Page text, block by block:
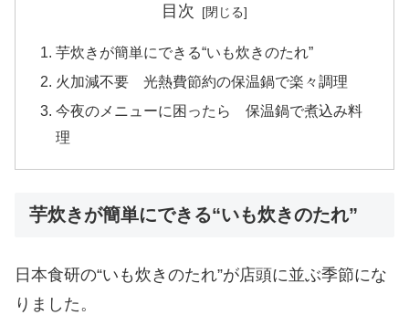
目次
芋炊きが簡単にできる“いも炊きのたれ”
火加減不要 光熱費節約の保温鍋で楽々調理
今夜のメニューに困ったら 保温鍋で煮込み料
理
芋炊きが簡単にできる“いも炊きのたれ”
日本食研の“いも炊きのたれ”が店頭に並ぶ季節にな
りました。